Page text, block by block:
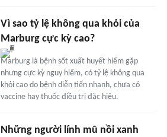
Vì sao tỷ lệ không qua khỏi của
Marburg cực kỳ cao?
Marburg là bệnh sốt xuất huyết hiếm gặp
nhưng cực kỳ nguy hiểm, có tỷ lệ không qua
khỏi cao do bệnh diễn tiến nhanh, chưa có
vaccine hay thuốc điều trị đặc hiệu.
Những người lính mũ nồi xanh